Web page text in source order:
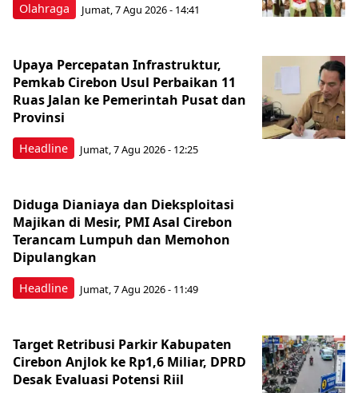
Olahraga Jumat, 7 Agu 2026 - 14:41
Headline
Upaya Percepatan Infrastruktur,
Pemkab Cirebon Usul Perbaikan 11
Ruas Jalan ke Pemerintah Pusat dan
Provinsi
Jumat, 7 Agu 2026 - 12:25
Headline
Diduga Dianiaya dan Dieksploitasi
Majikan di Mesir, PMI Asal Cirebon
Terancam Lumpuh dan Memohon
Dipulangkan
Jumat, 7 Agu 2026 - 11:49
Target Retribusi Parkir Kabupaten
Cirebon Anjlok ke Rp1,6 Miliar, DPRD
Desak Evaluasi Potensi Riil